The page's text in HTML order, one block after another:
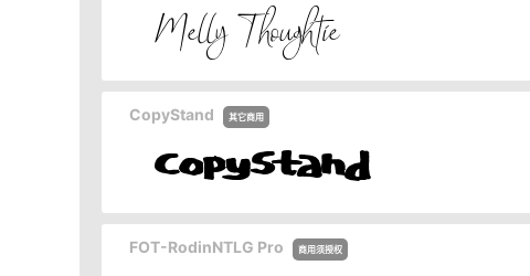
CopyStand 其它商用
FOT-RodinNTLG Pro 商用须授权